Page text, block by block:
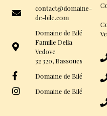
contact@domaine-
de-bile.com
Domaine de Bilé
Famille Della
Vedove
32 320, Bassoues
Domaine de Bilé
Domaine de Bilé